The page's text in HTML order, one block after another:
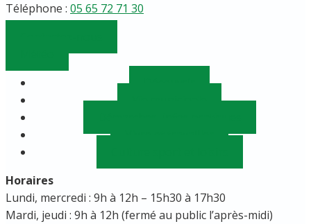
Téléphone : 05 65 72 71 30
Horaires
Lundi, mercredi : 9h à 12h – 15h30 à 17h30
Mardi, jeudi : 9h à 12h (fermé au public l’après-midi)